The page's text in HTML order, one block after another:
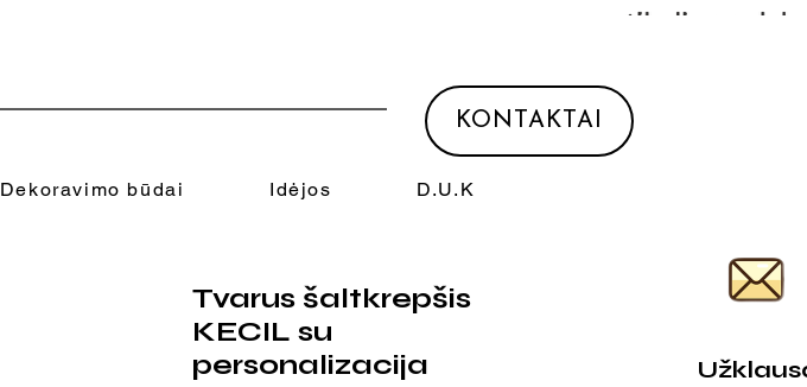
Dekoravimo būdai Idėjos D.U.K
KONTAKTAI
Tvarus šaltkrepšis
KECIL su
personalizacija